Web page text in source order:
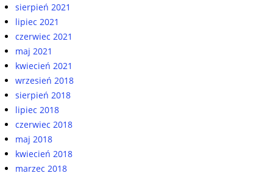
sierpień 2021
lipiec 2021
czerwiec 2021
maj 2021
kwiecień 2021
wrzesień 2018
sierpień 2018
lipiec 2018
czerwiec 2018
maj 2018
kwiecień 2018
marzec 2018